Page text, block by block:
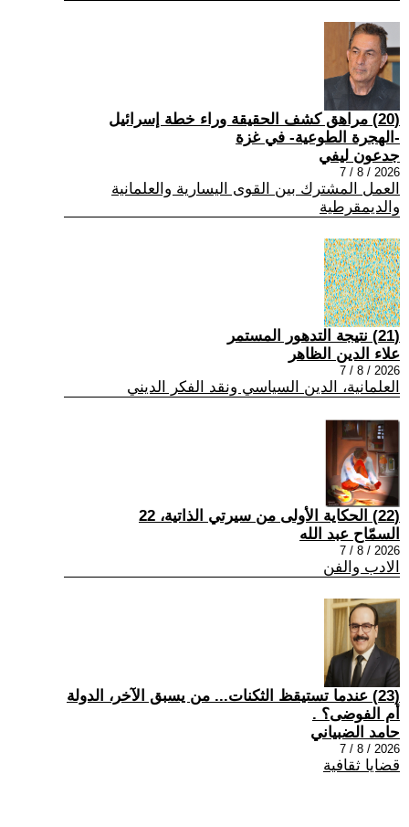
(20) مراهق كشف الحقيقة وراء خطة إسرائيل
-الهجرة الطوعية- في غزة
جدعون ليفي
2026 / 8 / 7
العمل المشترك بين القوى اليسارية والعلمانية
والديمقرطية
(21) نتيجة التدهور المستمر
علاء الدين الظاهر
2026 / 8 / 7
العلمانية، الدين السياسي ونقد الفكر الديني
(22) الحكاية الأولى من سيرتي الذاتية، 22
السمّاح عبد الله
2026 / 8 / 7
الادب والفن
(23) عندما تستيقظ الثكنات... من يسبق الآخر، الدولة
أم الفوضى؟ .
حامد الضبياني
2026 / 8 / 7
قضايا ثقافية